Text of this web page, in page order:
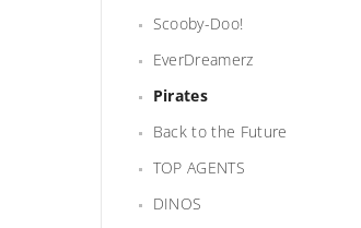
Scooby-Doo!
EverDreamerz
Pirates
Back to the Future
TOP AGENTS
DINOS